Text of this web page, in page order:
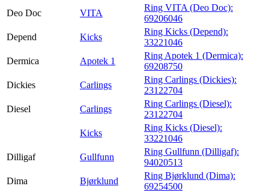
Deo Doc
VITA
Ring VITA (Deo Doc):
69206046
Depend
Kicks
Ring Kicks (Depend):
33221046
Dermica
Apotek 1
Ring Apotek 1 (Dermica):
69208750
Dickies
Carlings
Ring Carlings (Dickies):
23122704
Diesel
Carlings
Ring Carlings (Diesel):
23122704
Kicks
Ring Kicks (Diesel):
33221046
Dilligaf
Gullfunn
Ring Gullfunn (Dilligaf):
94020513
Dima
Bjørklund
Ring Bjørklund (Dima):
69254500